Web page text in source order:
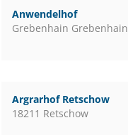
Anwendelhof
Grebenhain Grebenhain
Argrarhof Retschow
18211 Retschow